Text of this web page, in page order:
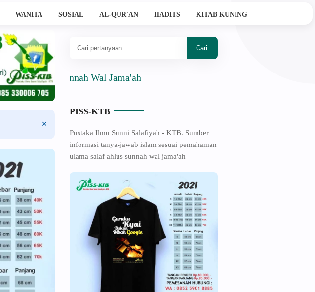
WANITA SOSIAL AL-QUR'AN HADITS KITAB KUNING
Ahlussunnah Wal Jama'ah
PISS-KTB
Pustaka Ilmu Sunni Salafiyah - KTB. Sumber
informasi tanya-jawab islam sesuai pemahaman
ulama salaf ahlus sunnah wal jama'ah